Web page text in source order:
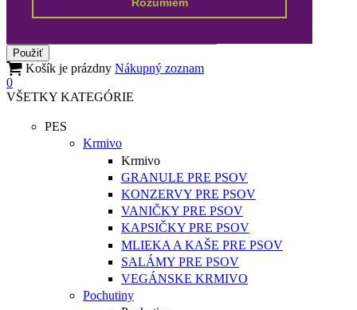
0
Košík je prázdny Nákupný zoznam
0
VŠETKY KATEGÓRIE
PES
Krmivo
Krmivo
GRANULE PRE PSOV
KONZERVY PRE PSOV
VANIČKY PRE PSOV
KAPSIČKY PRE PSOV
MLIEKA A KAŠE PRE PSOV
SALÁMY PRE PSOV
VEGÁNSKE KRMIVO
Pochutiny